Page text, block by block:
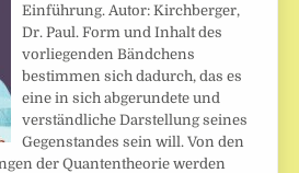
Einführung. Autor: Kirchberger,
Dr. Paul. Form und Inhalt des
vorliegenden Bändchens
bestimmen sich dadurch, das es
eine in sich abgerundete und
verständliche Darstellung seines
Gegenstandes sein will. Von den
der Quantentheorie werden